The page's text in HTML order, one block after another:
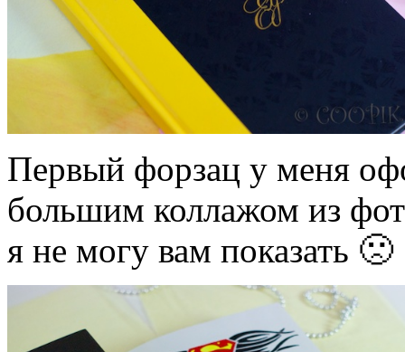
Первый форзац у меня
большим коллажом из
я не могу вам показать 🙁